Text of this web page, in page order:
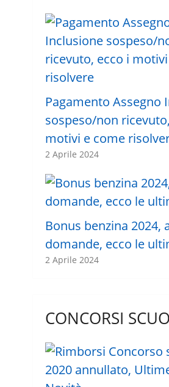
Pagamento Assegno
sospeso/non
motivi e come
2 Aprile 2024
Bonus benzina 2024,
domande, ecco le
2 Aprile 2024
CONCORSI